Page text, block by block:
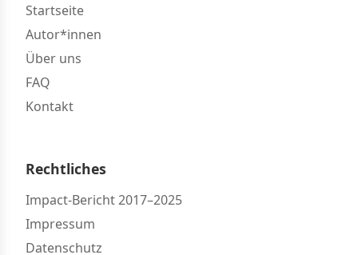
Startseite
Autor*innen
Über uns
FAQ
Kontakt
Rechtliches
Impact-Bericht 2017–2025
Impressum
Datenschutz